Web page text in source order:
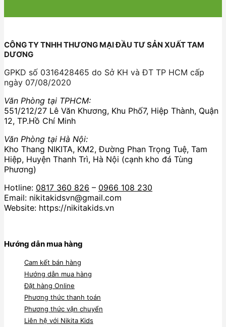
CÔNG TY TNHH THƯƠNG MẠI ĐẦU TƯ SẢN XUẤT TAM
DƯƠNG
GPKD số 0316428465 do Sở KH và ĐT TP HCM cấp
ngày 07/08/2020
Văn Phòng tại TPHCM:
551/212/27 Lê Văn Khương, Khu Phố7, Hiệp Thành, Quận
12, TP.Hồ Chí Minh
Văn Phòng tại Hà Nội:
Kho Thang NIKITA, KM2, Đường Phan Trọng Tuệ, Tam
Hiệp, Huyện Thanh Trì, Hà Nội (cạnh kho đá Tùng
Phương)
Hotline: 0817 360 826 – 0966 108 230
Email: nikitakidsvn@gmail.com
Website: https://nikitakids.vn
Hướng dẫn mua hàng
Cam kết bán hàng
Hướng dẫn mua hàng
Đặt hàng Online
Phương thức thanh toán
Phương thức vận chuyển
Liên hệ với Nikita Kids